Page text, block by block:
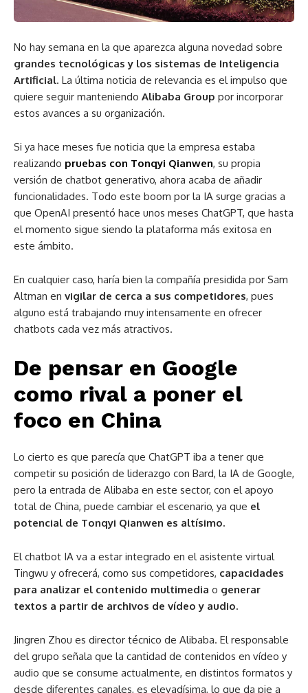
No hay semana en la que aparezca alguna novedad sobre
grandes tecnológicas y los sistemas de Inteligencia
Artificial. La última noticia de relevancia es el impulso que
quiere seguir manteniendo Alibaba Group por incorporar
estos avances a su organización.
Si ya hace meses fue noticia que la empresa estaba
realizando pruebas con Tonqyi Qianwen, su propia
versión de chatbot generativo, ahora acaba de añadir
funcionalidades. Todo este boom por la IA surge gracias a
que OpenAI presentó hace unos meses ChatGPT, que hasta
el momento sigue siendo la plataforma más exitosa en
este ámbito.
En cualquier caso, haría bien la compañía presidida por Sam
Altman en vigilar de cerca a sus competidores, pues
alguno está trabajando muy intensamente en ofrecer
chatbots cada vez más atractivos.
De pensar en Google
como rival a poner el
foco en China
Lo cierto es que parecía que ChatGPT iba a tener que
competir su posición de liderazgo con Bard, la IA de Google,
pero la entrada de Alibaba en este sector, con el apoyo
total de China, puede cambiar el escenario, ya que el
potencial de Tonqyi Qianwen es altísimo.
El chatbot IA va a estar integrado en el asistente virtual
Tingwu y ofrecerá, como sus competidores, capacidades
para analizar el contenido multimedia o generar
textos a partir de archivos de vídeo y audio.
Jingren Zhou es director técnico de Alibaba. El responsable
del grupo señala que la cantidad de contenidos en vídeo y
audio que se consume actualmente, en distintos formatos y
desde diferentes canales, es elevadísima, lo que da pie a